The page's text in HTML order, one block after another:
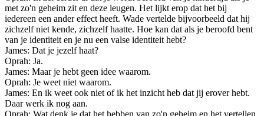
met zo'n geheim zit en deze leugen. Het lijkt erop dat het bij
iedereen een ander effect heeft. Wade vertelde bijvoorbeeld dat hij
zichzelf niet kende, zichzelf haatte. Hoe kan dat als je beroofd bent
van je identiteit en je nu een valse identiteit hebt?
James: Dat je jezelf haat?
Oprah: Ja.
James: Maar je hebt geen idee waarom.
Oprah: Je weet niet waarom.
James: En ik weet ook niet of ik het inzicht heb dat jij erover hebt.
Daar werk ik nog aan.